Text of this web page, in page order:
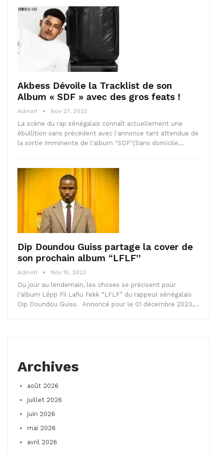
Akbess Dévoile la Tracklist de son
Album « SDF » avec des gros feats !
Admin1 Nov 27, 2023
La scène du rap sénégalais connaît actuellement une
ébullition sans précédent avec l'annonce tant attendue de
la sortie imminente de l'album "SDF"(Sans domicile…
Dip Doundou Guiss partage la cover de
son prochain album “LFLF”
Admin1 Nov 15, 2023
Du jour au lendemain, les choses se précisent pour
l’album Lépp Fii Lañu Fekk “LFLF” du rappeur sénégalais
Dip Doundou Guiss. Annoncé pour le 01 décembre 2023,…
Archives
août 2026
juillet 2026
juin 2026
mai 2026
avril 2026